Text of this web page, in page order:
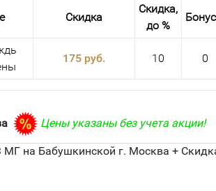
Скидка
Скидка,
до %
175 руб. 10 0
Цены указаны без учета акции!
на Бабушкинской г. Москва +